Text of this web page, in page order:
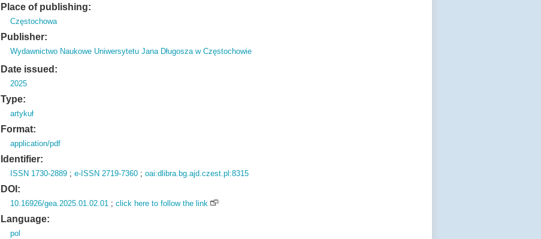
Place of publishing:
Częstochowa
Publisher:
Wydawnictwo Naukowe Uniwersytetu Jana Długosza w Częstochowie
Date issued:
2025
Type:
artykuł
Format:
application/pdf
Identifier:
ISSN 1730-2889 ;e-ISSN 2719-7360 ;oai:dlibra.bg.ajd.czest.pl:8315
DOI:
10.16926/gea.2025.01.02.01 ;click here to follow the link
Language:
pol